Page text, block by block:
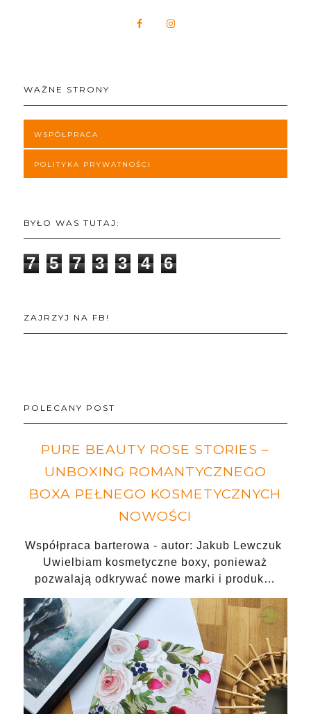
WAŻNE STRONY
WSPÓŁPRACA
POLITYKA PRYWATNOŚCI
BYŁO WAS TUTAJ:
7 5 7 3 3 4 6
ZAJRZYJ NA FB!
POLECANY POST
PURE BEAUTY ROSE STORIES –
UNBOXING ROMANTYCZNEGO
BOXA PEŁNEGO KOSMETYCZNYCH
NOWOŚCI
Współpraca barterowa - autor: Jakub Lewczuk
Uwielbiam kosmetyczne boxy, ponieważ
pozwalają odkrywać nowe marki i produk…